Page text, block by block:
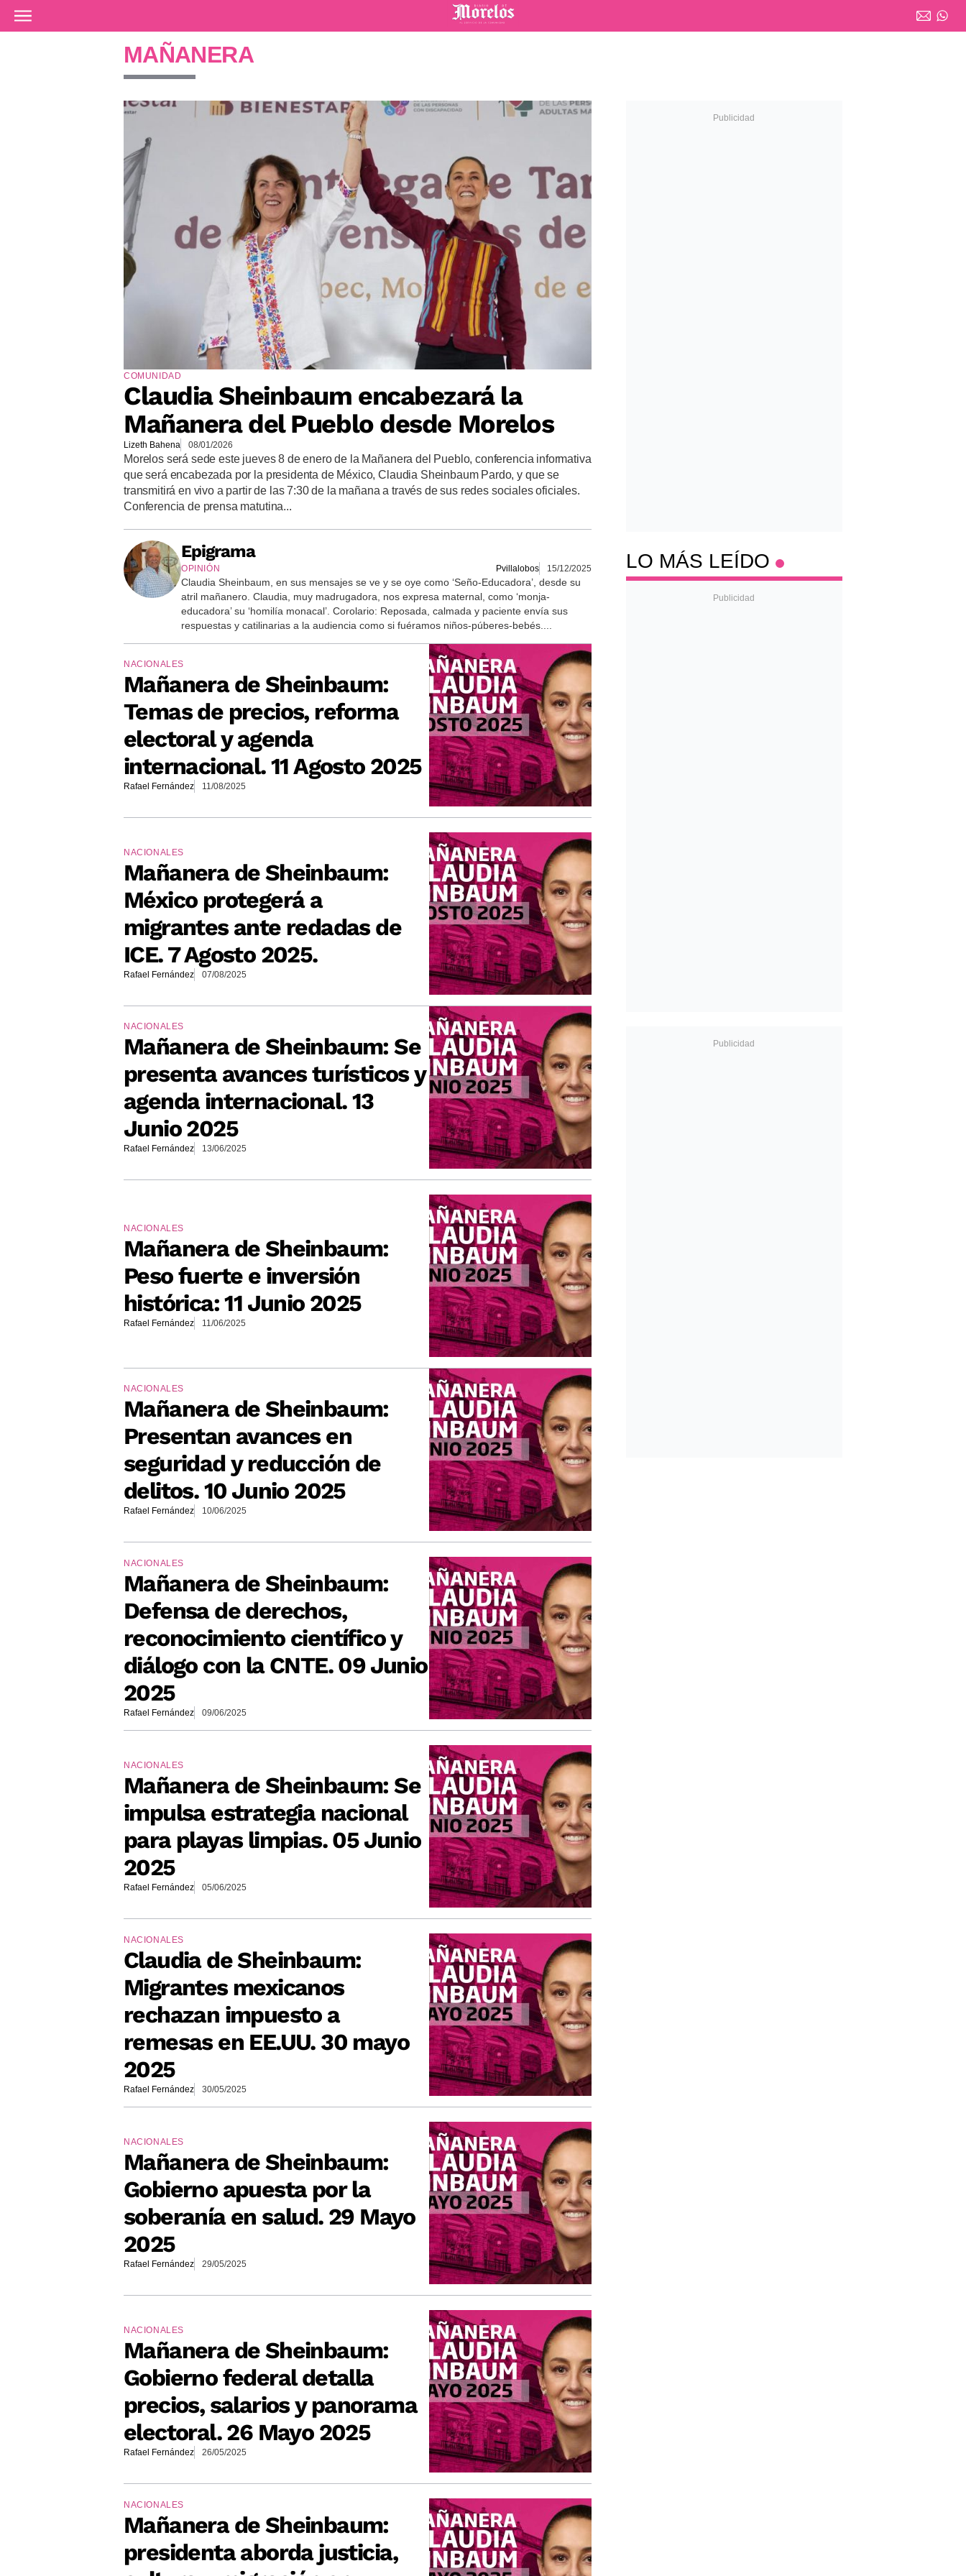
Ir al contenido principal
Diario de Morelos
MAÑANERA
COMUNIDAD
Claudia Sheinbaum encabezará la
Mañanera del Pueblo desde Morelos
Lizeth Bahena 08/01/2026
Morelos será sede este jueves 8 de enero de la Mañanera del Pueblo, conferencia informativa
que será encabezada por la presidenta de México, Claudia Sheinbaum Pardo, y que se
transmitirá en vivo a partir de las 7:30 de la mañana a través de sus redes sociales oficiales.
Conferencia de prensa matutina...
Epigrama
OPINIÓN Pvillalobos 15/12/2025
Claudia Sheinbaum, en sus mensajes se ve y se oye como ‘Seño-Educadora’, desde su
atril mañanero. Claudia, muy madrugadora, nos expresa maternal, como ‘monja-
educadora’ su ‘homilía monacal’. Corolario: Reposada, calmada y paciente envía sus
respuestas y catilinarias a la audiencia como si fuéramos niños-púberes-bebés....
NACIONALES
Mañanera de Sheinbaum:
Temas de precios, reforma
electoral y agenda
internacional. 11 Agosto 2025
Rafael Fernández 11/08/2025
NACIONALES
Mañanera de Sheinbaum:
México protegerá a
migrantes ante redadas de
ICE. 7 Agosto 2025.
Rafael Fernández 07/08/2025
NACIONALES
Mañanera de Sheinbaum: Se
presenta avances turísticos y
agenda internacional. 13
Junio 2025
Rafael Fernández 13/06/2025
NACIONALES
Mañanera de Sheinbaum:
Peso fuerte e inversión
histórica: 11 Junio 2025
Rafael Fernández 11/06/2025
NACIONALES
Mañanera de Sheinbaum:
Presentan avances en
seguridad y reducción de
delitos. 10 Junio 2025
Rafael Fernández 10/06/2025
NACIONALES
Mañanera de Sheinbaum:
Defensa de derechos,
reconocimiento científico y
diálogo con la CNTE. 09 Junio
2025
Rafael Fernández 09/06/2025
NACIONALES
Mañanera de Sheinbaum: Se
impulsa estrategia nacional
para playas limpias. 05 Junio
2025
Rafael Fernández 05/06/2025
NACIONALES
Claudia de Sheinbaum:
Migrantes mexicanos
rechazan impuesto a
remesas en EE.UU. 30 mayo
2025
Rafael Fernández 30/05/2025
NACIONALES
Mañanera de Sheinbaum:
Gobierno apuesta por la
soberanía en salud. 29 Mayo
2025
Rafael Fernández 29/05/2025
NACIONALES
Mañanera de Sheinbaum:
Gobierno federal detalla
precios, salarios y panorama
electoral. 26 Mayo 2025
Rafael Fernández 26/05/2025
NACIONALES
Mañanera de Sheinbaum:
presidenta aborda justicia,
LO MÁS LEÍDO